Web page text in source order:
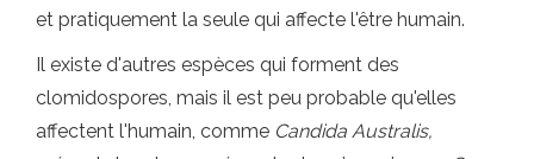
et pratiquement la seule qui affecte l'être humain.
Il existe d'autres espèces qui forment des
clomidospores, mais il est peu probable qu'elles
affectent l'humain, comme Candida Australis,